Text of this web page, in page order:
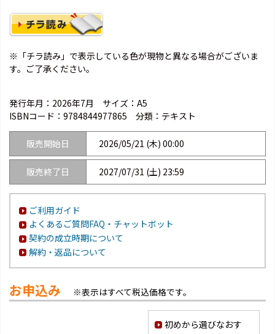
※「チラ読み」で表示している色が現物と異なる場合がございま
す。ご了承ください。
発行年月：2026年7月
サイズ：A5
ISBNコード： 9784844977865 分類：テキスト
販売開始日 2026/05/21 (木) 00:00
販売終了日 2027/07/31 (土) 23:59
ご利用ガイド
よくあるご質問FAQ・チャットボット
契約の成立時期について
解約・返品について
お申込み ※表示はすべて税込価格です。
初めから選びなおす